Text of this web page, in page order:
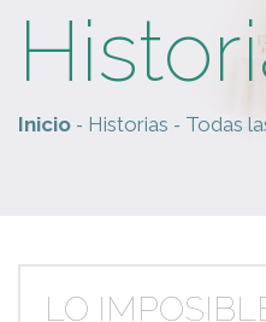
Inicio - Historias - Todas
LO